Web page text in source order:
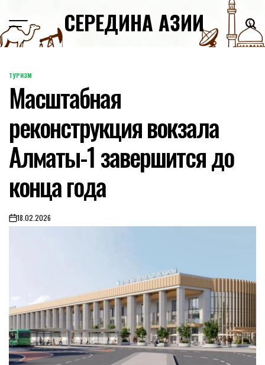
content
СЕРЕДИНА АЗИИ
POSTED
IN
ТУРИЗМ
Масштабная
реконструкция вокзала
Алматы-1 завершится до
конца года
on18.02.2026